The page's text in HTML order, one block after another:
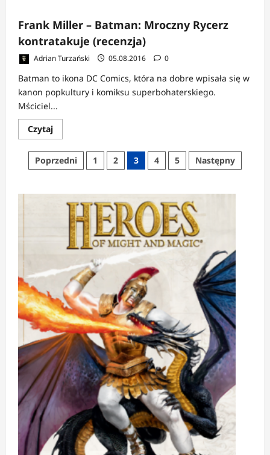
Jean
Van
Hamme
i
Hermann
Huppen
Krwawe
gody
(recenzja)
Frank Miller – Batman: Mroczny Rycerz
kontratakuje (recenzja)
Adrian Turzański 05.08.2016 0
Batman to ikona DC Comics, która na dobre wpisała się w
kanon popkultury i komiksu superbohaterskiego.
Mściciel...
CzytajDowiedz
się
o
Frank
Miller
Mroczny
Rycerz
kontratakuje
(recenzja)
Stronicowanie
Poprzedni 1 2 3 4 5 Następny